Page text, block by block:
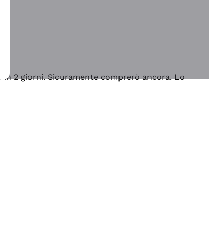
2 giorni. Sicuramente comprerò ancora. Lo